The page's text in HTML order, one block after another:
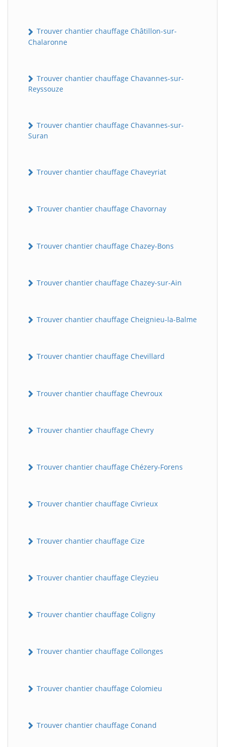
Trouver chantier chauffage Châtillon-sur-
Chalaronne
Trouver chantier chauffage Chavannes-sur-
Reyssouze
Trouver chantier chauffage Chavannes-sur-
Suran
Trouver chantier chauffage Chaveyriat
Trouver chantier chauffage Chavornay
Trouver chantier chauffage Chazey-Bons
Trouver chantier chauffage Chazey-sur-Ain
Trouver chantier chauffage Cheignieu-la-Balme
Trouver chantier chauffage Chevillard
Trouver chantier chauffage Chevroux
Trouver chantier chauffage Chevry
Trouver chantier chauffage Chézery-Forens
Trouver chantier chauffage Civrieux
Trouver chantier chauffage Cize
Trouver chantier chauffage Cleyzieu
Trouver chantier chauffage Coligny
Trouver chantier chauffage Collonges
Trouver chantier chauffage Colomieu
Trouver chantier chauffage Conand
B Assistant en ligne